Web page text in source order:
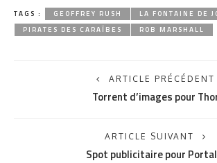
TAGS : GEOFFREY RUSH
LA FONTAINE DE
PIRATES DES CARAÏBES
ROB MARSHALL
ARTICLE PRÉCÉDENT
Torrent d’images pour
ARTICLE SUIVANT
Spot publicitaire pour